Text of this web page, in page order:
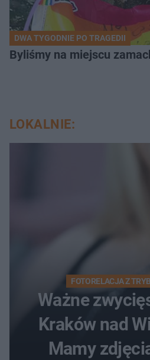
DWA TYGODNIE PO TRAGEDII
Byliśmy na miejscu
LOKALNIE:
FOTORELACJA Z
Ważne
Kraków nad
Mamy